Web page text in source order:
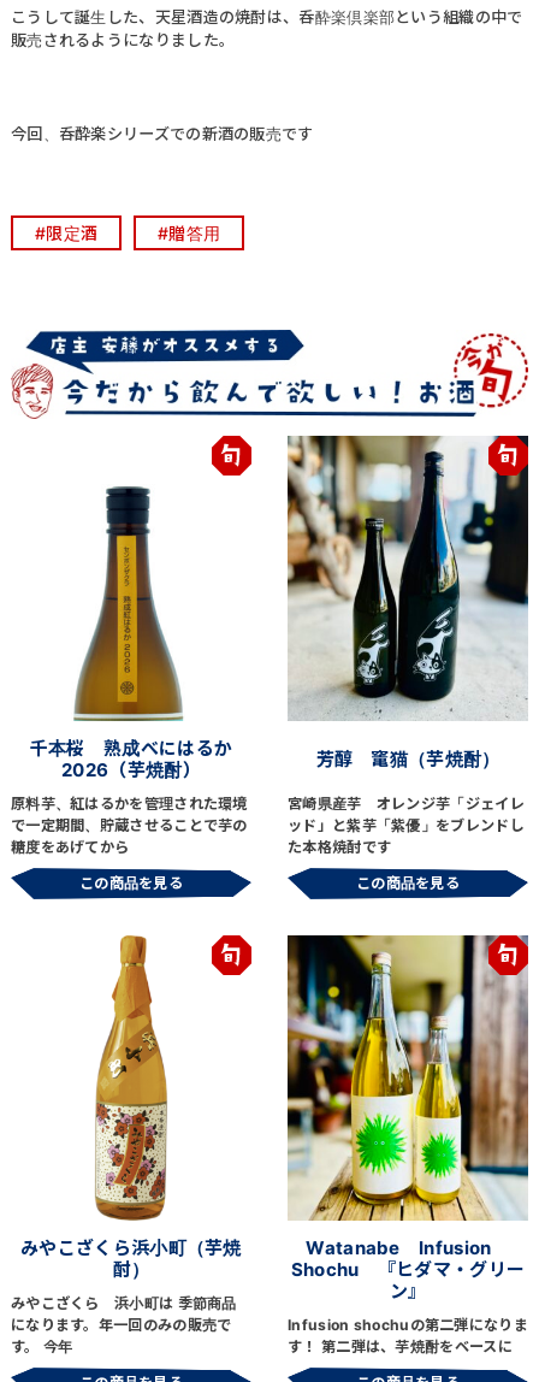
こうして誕生した、天星酒造の焼酎は、呑酔楽倶楽部という組織の中で
販売されるようになりました。
今回、呑酔楽シリーズでの新酒の販売です
#限定酒 #贈答用
千本桜 熟成べにはるか
2026（芋焼酎）
原料芋、紅はるかを管理された環境
で一定期間、貯蔵させることで芋の
糖度をあげてから
この商品を見る
芳醇 竃猫（芋焼酎）
宮崎県産芋 オレンジ芋「ジェイレ
ッド」と紫芋「紫優」をブレンドし
た本格焼酎です
この商品を見る
みやこざくら浜小町（芋焼
酎）
みやこざくら 浜小町は 季節商品
になります。年一回のみの販売で
す。 今年
Watanabe Infusion
Shochu 『ヒダマ・グリー
ン』
Infusion shochuの第二弾になりま
す！ 第二弾は、芋焼酎をベースに